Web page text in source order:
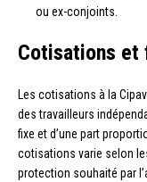
ou ex-conjoints.
Cotisations et
Les cotisations à la
des travailleurs
fixe et d’une part
cotisations varie selon
protection souhaité par